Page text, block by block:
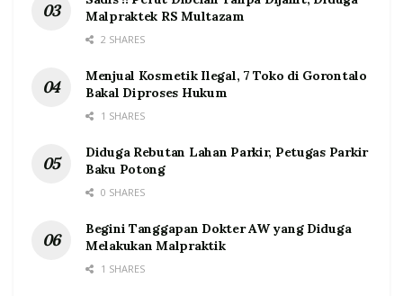
Malpraktek RS Multazam
2 SHARES
Menjual Kosmetik Ilegal, 7 Toko di Gorontalo
Bakal Diproses Hukum
1 SHARES
Diduga Rebutan Lahan Parkir, Petugas Parkir
Baku Potong
0 SHARES
Begini Tanggapan Dokter AW yang Diduga
Melakukan Malpraktik
1 SHARES